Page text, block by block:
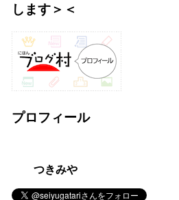
します＞＜
プロフィール
つきみや